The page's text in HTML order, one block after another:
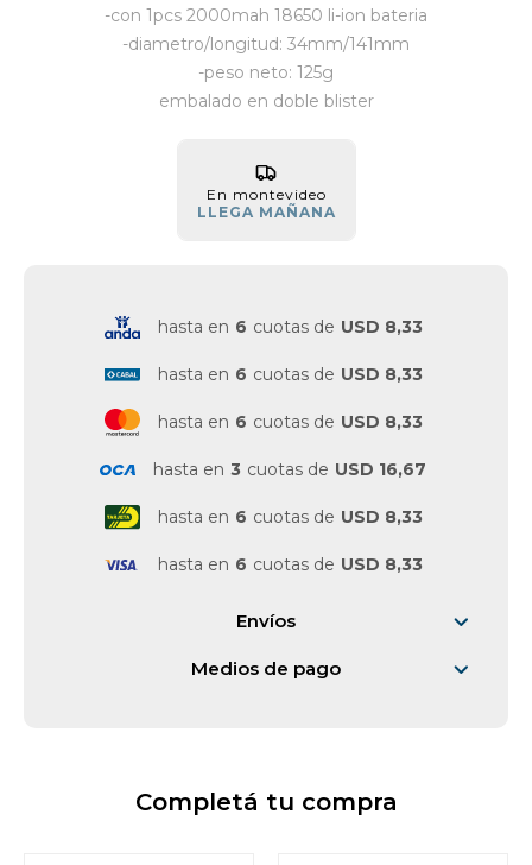
-con 1pcs 2000mah 18650 li-ion bateria
-diametro/longitud: 34mm/141mm
-peso neto: 125g
embalado en doble blister
En montevideo
LLEGA MAÑANA
hasta en 6 cuotas de USD 8,33
hasta en 6 cuotas de USD 8,33
hasta en 6 cuotas de USD 8,33
hasta en 3 cuotas de USD 16,67
hasta en 6 cuotas de USD 8,33
hasta en 6 cuotas de USD 8,33
Envíos
Medios de pago
Completá tu compra
Vestimenta y calzado